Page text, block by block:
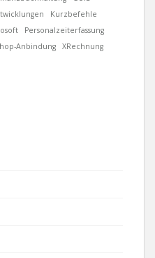
Kurzbefehle
Personalzeiterfassung
Anbindung
XRechnung